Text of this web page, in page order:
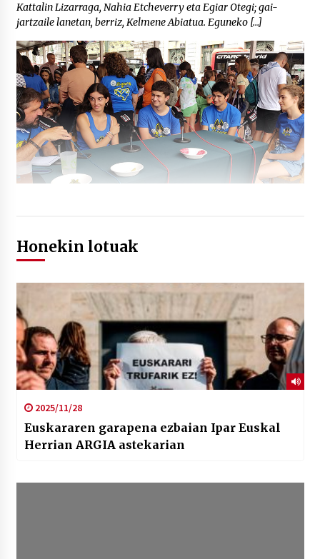
Kattalin Lizarraga, Nahia Etcheverry eta Egiar Otegi; gai-
jartzaile lanetan, berriz, Kelmene Abiatua. Eguneko […]
Honekin lotuak
2025/11/28
Euskararen garapena ezbaian Ipar Euskal
Herrian ARGIA astekarian